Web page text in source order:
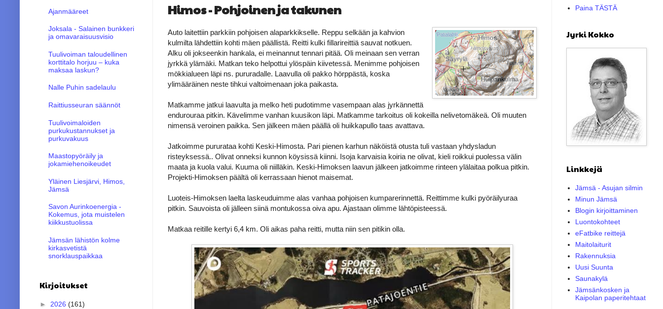
Himos - Pohjoinen ja takunen
Auto laitettiin parkkiin pohjoisen alaparkkikselle. Reppu selkään ja kahvion
kulmilta lähdettiin kohti mäen päällistä. Reitti kulki fillarireittiä sauvat notkuen.
Alku oli jokseenkin hankala, ei meinannut tennari pitää. Oli meinaan sen verran
jyrkkä ylämäki. Matkan teko helpottui ylöspäin kiivetessä. Menimme pohjoisen
mökkialueen läpi ns. pururadalle. Laavulla oli pakko hörppästä, koska
ylimääräinen neste tihkui valtoimenaan joka paikasta.
Matkamme jatkui laavulta ja melko heti pudotimme vasempaan alas jyrkännettä
endurouraa pitkin. Kävelimme vanhan kuusikon läpi. Matkamme tarkoitus oli kokeilla nelivetomäkeä. Oli muuten
nimensä veroinen paikka. Sen jälkeen mäen päällä oli huikkapullo taas avattava.
Jatkoimme pururataa kohti Keski-Himosta. Pari pienen karhun näköistä otusta tuli vastaan yhdysladun
risteyksessä.. Olivat onneksi kunnon köysissä kiinni. Isoja karvaisia koiria ne olivat, kieli roikkui puolessa välin
maata ja kuola valui. Kuuma oli niilläkin. Keski-Himoksen laavun jälkeen jatkoimme rinteen ylälaitaa polkua pitkin.
Projekti-Himoksen päältä oli kerrassaan hienot maisemat.
Luoteis-Himoksen laelta laskeuduimme alas vanhaa pohjoisen kumparerinnettä. Reittimme kulki pyöräilyuraa
pitkin. Sauvoista oli jälleen siinä montukossa oiva apu. Ajastaan olimme lähtöpisteessä.
Matkaa reitille kertyi 6,4 km. Oli aikas paha reitti, mutta niin sen pitikin olla.
Ajanmääreet
Joksala - Salainen bunkkeri
ja omavaraisuusvisio
Tuulivoiman taloudellinen
korttitalo horjuu – kuka
maksaa laskun?
Nalle Puhin sadelaulu
Raittiusseuran säännöt
Tuulivoimaloiden
purkukustannukset ja
purkuvakuus
Maastopyöräily ja
jokamiehenoikeudet
Yläinen Liesjärvi, Himos,
Jämsä
Savon Aurinkoenergia -
Kokemus, jota muistelen
kiikkustuolissa
Jämsän lähistön kolme
kirkasvetistä
snorklauspaikkaa
Kirjoitukset
► 2026 (161)
Paina TÄSTÄ
Jyrki Kokko
Linkkejä
Jämsä - Asujan silmin
Minun Jämsä
Blogin kirjoittaminen
Luontokohteet
eFatbike reittejä
Maitolaiturit
Rakennuksia
Uusi Suunta
Saunakylä
Jämsänkosken ja
Kaipolan paperitehtaat